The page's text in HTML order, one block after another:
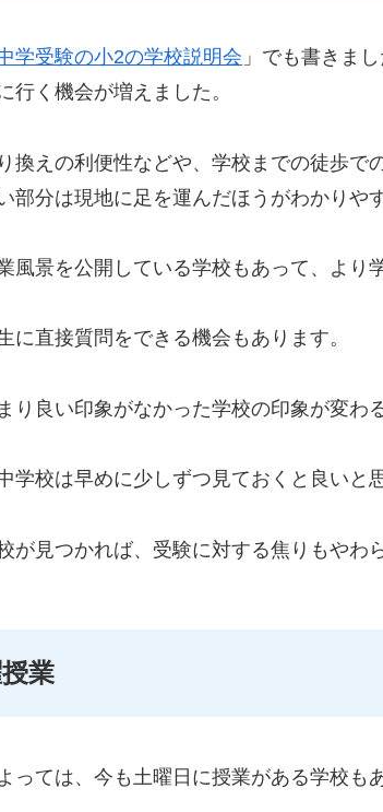
学受験の小2の学校説明会 」でも書きま
行く機会が増えました。
換えの利便性などや、学校までの徒歩で
部分は現地に足を運んだほうがわかりや
風景を公開している学校もあって、より
に直接質問をできる機会もあります。
り良い印象がなかった学校の印象が変わ
学校は早めに少しずつ見ておくと良いと
が見つかれば、受験に対する焦りもやわ
業
っては、今も土曜日に授業がある学校も